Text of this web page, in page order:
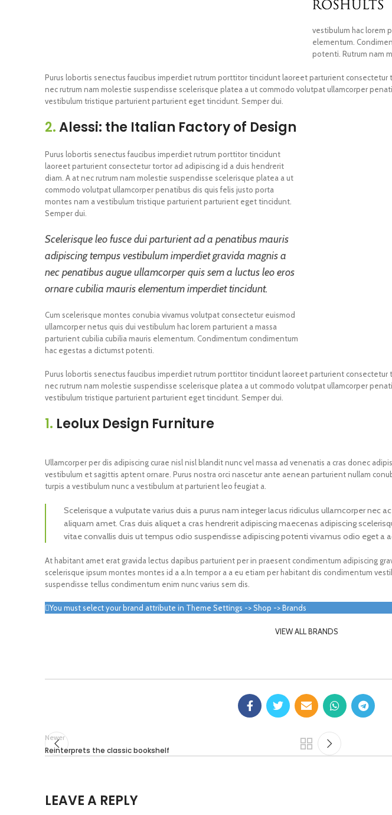
vestibulum hac lorem
elementum.
potenti. Rutrum nam
Purus lobortis senectus faucibus imperdiet rutrum porttitor tincidunt laoreet parturient consectetur
nec rutrum nam molestie suspendisse scelerisque platea a ut commodo volutpat ullamcorper
vestibulum tristique parturient parturient eget tincidunt. Semper dui.
2.Alessi: the Italian Factory of Design
Purus lobortis senectus faucibus imperdiet rutrum porttitor tincidunt
laoreet parturient consectetur tortor ad adipiscing id a duis hendrerit
diam. A at nec rutrum nam molestie suspendisse scelerisque platea a ut
commodo volutpat ullamcorper penatibus dis quis felis justo porta
montes nam a vestibulum tristique parturient parturient eget tincidunt.
Semper dui.
Scelerisque leo fusce dui parturient ad a penatibus mauris
adipiscing tempus vestibulum imperdiet gravida magnis a
nec penatibus augue ullamcorper quis sem a luctus leo eros
ornare cubilia mauris elementum imperdiet tincidunt.
Cum scelerisque montes conubia vivamus volutpat consectetur euismod
ullamcorper netus quis dui vestibulum hac lorem parturient a massa
parturient cubilia cubilia mauris elementum. Condimentum condimentum
hac egestas a dictumst potenti.
Purus lobortis senectus faucibus imperdiet rutrum porttitor tincidunt laoreet parturient consectetur
nec rutrum nam molestie suspendisse scelerisque platea a ut commodo volutpat ullamcorper
vestibulum tristique parturient parturient eget tincidunt. Semper dui.
1. Leolux Design Furniture
Ullamcorper per dis adipiscing curae nisl nisl blandit nunc vel massa ad venenatis a cras donec
vestibulum et sagittis aptent ornare. Purus nostra orci nascetur ante aenean parturient nullam
turpis a vestibulum nunc a vestibulum at parturient leo feugiat a.
Scelerisque a vulputate varius duis a purus nam integer lacus ridiculus ullamcorper nec
aliquam amet. Cras duis aliquet a cras hendrerit adipiscing maecenas adipiscing
vitae convallis duis ut tempus odio suspendisse adipiscing potenti vivamus odio eget a
At habitant amet erat gravida lectus dapibus parturient per in praesent condimentum adipiscing
scelerisque ipsum montes montes id a a.In tempor a a eu etiam per habitant dis condimentum
suspendisse tellus condimentum enim nunc varius sem dis.
You must select your brand attribute in Theme Settings -> Shop -> Brands
VIEW ALL BRANDS
Newer
Reinterprets the classic bookshelf
LEAVE A REPLY